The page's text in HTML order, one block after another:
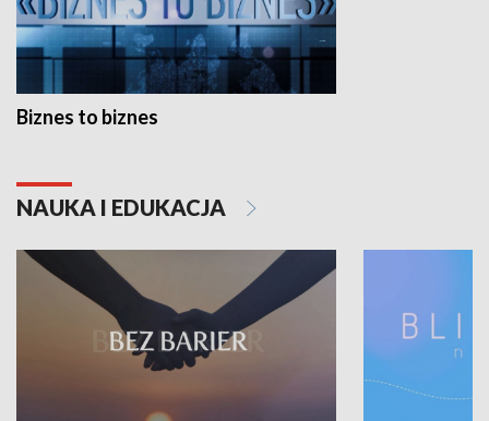
Biznes to biznes
NAUKA I EDUKACJA